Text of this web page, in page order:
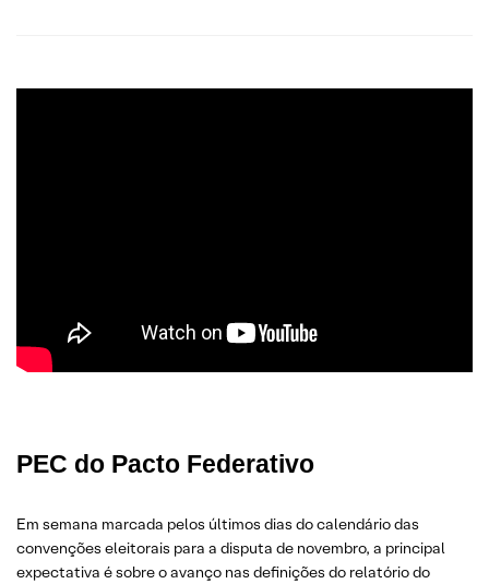
PEC do Pacto Federativo
Em semana marcada pelos últimos dias do calendário das
convenções eleitorais para a disputa de novembro, a principal
expectativa é sobre o avanço nas definições do relatório do